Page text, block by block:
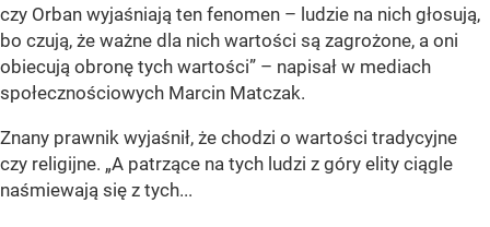
czy Orban wyjaśniają ten fenomen – ludzie na nich głosują,
bo czują, że ważne dla nich wartości są zagrożone, a oni
obiecują obronę tych wartości” – napisał w mediach
społecznościowych Marcin Matczak.
Znany prawnik wyjaśnił, że chodzi o wartości tradycyjne
czy religijne. „A patrzące na tych ludzi z góry elity ciągle
naśmiewają się z tych...